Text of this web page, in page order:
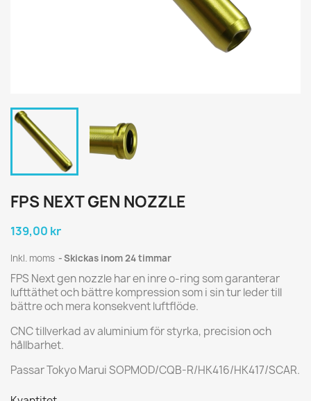
FPS NEXT GEN NOZZLE
139,00 kr
Inkl. moms Skickas inom 24 timmar
FPS Next gen nozzle har en inre o-ring som garanterar
lufttäthet och bättre kompression som i sin tur leder till
bättre och mera konsekvent luftflöde.
CNC tillverkad av aluminium för styrka, precision och
hållbarhet.
Passar Tokyo Marui SOPMOD/CQB-R/HK416/HK417/SCAR.